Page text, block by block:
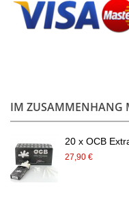
IM ZUSAMMENHANG
20 x OCB
27,90 €